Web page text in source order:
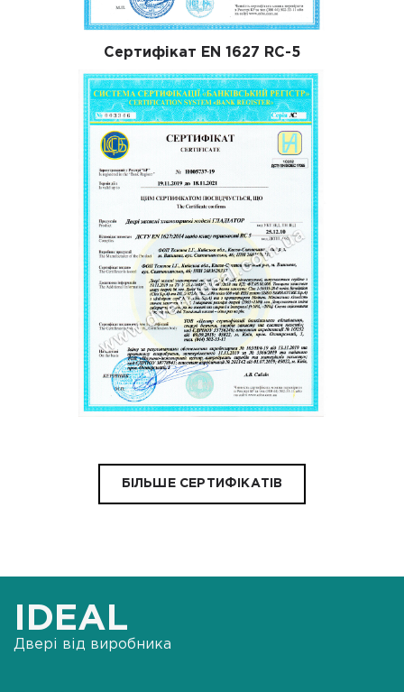
Сертифікат EN 1627 RC-5
БІЛЬШЕ СЕРТИФІКАТІВ
IDEAL
Двері від виробника